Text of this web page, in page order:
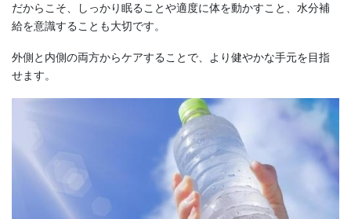
だからこそ、しっかり眠ることや適度に体を動かすこと、水分補
給を意識することも大切です。
外側と内側の両方からケアすることで、より健やかな手元を目指
せます。